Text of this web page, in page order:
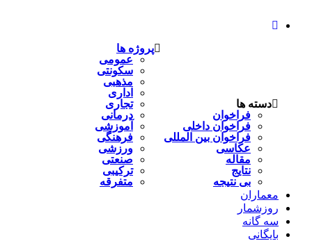
دسته ها
فراخوان
فراخوان داخلی
فراخوان بین المللی
عکاسی
مقاله
نتایج
بی نتیجه
پروژه ها
عمومی
سکونتی
مذهبی
اداری
تجاری
درمانی
آموزشی
فرهنگی
ورزشی
صنعتی
ترکیبی
متفرقه
معماران
روزشمار
سه گانه
بایگانی